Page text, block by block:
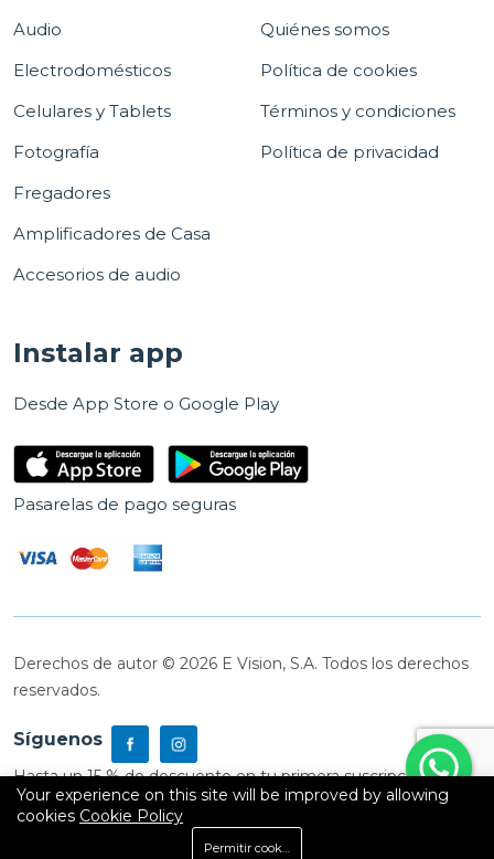
Audio
Electrodomésticos
Celulares y Tablets
Fotografía
Fregadores
Amplificadores de Casa
Accesorios de audio
Quiénes somos
Política de cookies
Términos y condiciones
Política de privacidad
Instalar app
Desde App Store o Google Play
Pasarelas de pago seguras
Derechos de autor © 2026 E Vision, S.A. Todos los derechos
reservados.
Síguenos
Hasta un 15 % de descuento en tu primera suscripción
Carrito
Your experience on this site will be improved by allowing
cookies Cookie Policy
Permitir cookies